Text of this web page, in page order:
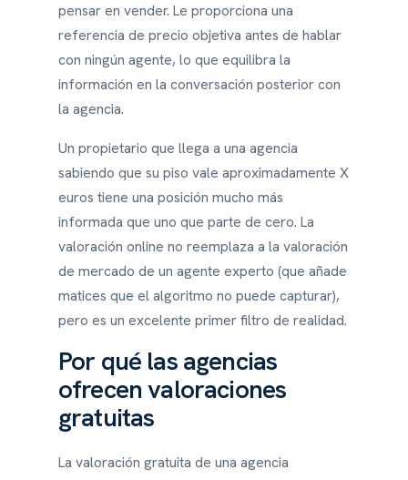
pensar en vender. Le proporciona una
referencia de precio objetiva antes de hablar
con ningún agente, lo que equilibra la
información en la conversación posterior con
la agencia.
Un propietario que llega a una agencia
sabiendo que su piso vale aproximadamente X
euros tiene una posición mucho más
informada que uno que parte de cero. La
valoración online no reemplaza a la valoración
de mercado de un agente experto (que añade
matices que el algoritmo no puede capturar),
pero es un excelente primer filtro de realidad.
Por qué las agencias
ofrecen valoraciones
gratuitas
La valoración gratuita de una agencia